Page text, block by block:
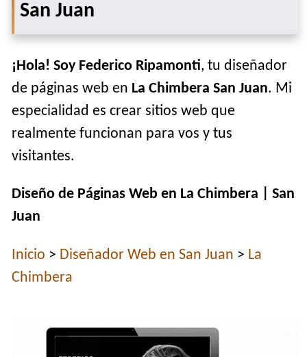
San Juan
¡Hola! Soy Federico Ripamonti, tu diseñador
de páginas web en La Chimbera San Juan. Mi
especialidad es crear sitios web que
realmente funcionan para vos y tus
visitantes.
Diseño de Páginas Web en La Chimbera | San
Juan
Inicio > Diseñador Web en San Juan > La
Chimbera